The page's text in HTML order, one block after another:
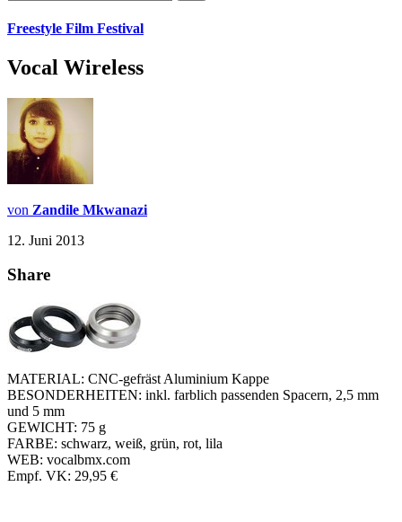
Freestyle Film Festival
Vocal Wireless
von Zandile Mkwanazi
12. Juni 2013
Share
MATERIAL: CNC-gefräst Aluminium Kappe
BESONDERHEITEN: inkl. farblich passenden Spacern, 2,5 mm
und 5 mm
GEWICHT: 75 g
FARBE: schwarz, weiß, grün, rot, lila
WEB: vocalbmx.com
Empf. VK: 29,95 €